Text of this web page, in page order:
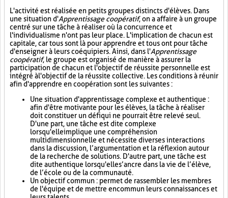
L'activité est réalisée en petits groupes distincts d'élèves. Dans
une situation d'Apprentissage coopératif, on a affaire à un groupe
centré sur une tâche à réaliser où la concurrence et
l'individualisme n'ont pas leur place. L'implication de chacun est
capitale, car tous sont là pour apprendre et tous ont pour tâche
d'enseigner à leurs coéquipiers. Ainsi, dans l'Apprentissage
coopératif, le groupe est organisé de manière à assurer la
participation de chacun et l'objectif de réussite personnelle est
intégré à l'objectif de la réussite collective. Les conditions à réunir
afin d'apprendre en coopération sont les suivantes :
Une situation d'apprentissage complexe et authentique :
afin d'être motivante pour les élèves, la tâche à réaliser
doit constituer un défi qui ne pourrait être relevé seul.
D'une part, une tâche est dite complexe
lorsqu'elle implique une compréhension
multidimensionnelle et nécessite diverses interactions
dans la discussion, l’argumentation et la réflexion autour
de la recherche de solutions. D'autre part, une tâche est
dite authentique lorsqu'elle s’ancre dans la vie de l’élève,
de l’école ou de la communauté.
Un objectif commun : permet de rassembler les membres
de l'équipe et de mettre en commun leurs connaissances et